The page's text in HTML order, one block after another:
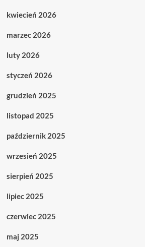
kwiecień 2026
marzec 2026
luty 2026
styczeń 2026
grudzień 2025
listopad 2025
październik 2025
wrzesień 2025
sierpień 2025
lipiec 2025
czerwiec 2025
maj 2025